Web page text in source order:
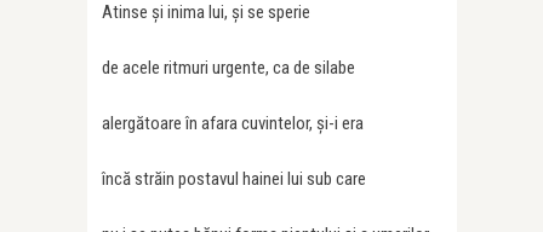
Atinse și inima lui, și se sperie
de acele ritmuri urgente, ca de silabe
alergătoare în afara cuvintelor, și-i era
încă străin postavul hainei lui sub care